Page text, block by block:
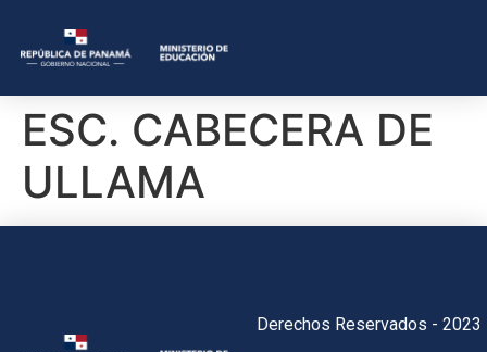
ESC. CABECERA DE
ULLAMA
Derechos Reservados - 2023